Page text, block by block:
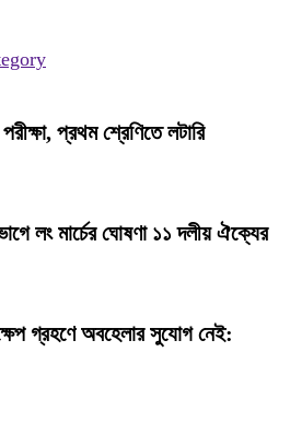
প্রথম শ্রেণিতে লটারি
লং মার্চের ঘোষণা ১১ দলীয় ঐক্যের
গ্রহণে অবহেলার সুযোগ নেই: